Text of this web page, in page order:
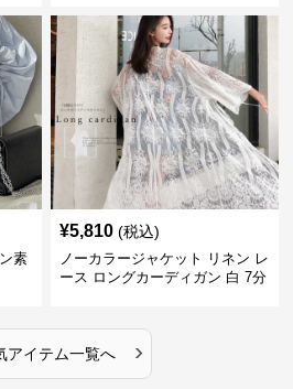
素
¥5,810 (税込)
ノーカラージャケット リネン レ
ース ロングカーディガン 白 7分
アイテム一覧へ ›